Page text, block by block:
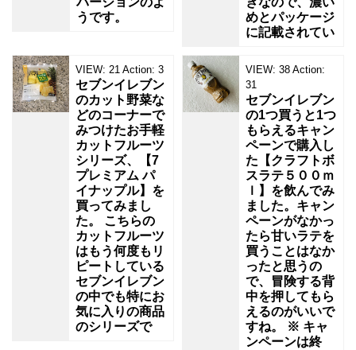
うです。
めとパッケージ
に記載されてい
VIEW: 21 Action: 3
セブンイレブン
のカット野菜な
どのコーナーで
みつけたお手軽
カットフルーツ
シリーズ、【7
プレミアム パ
イナップル】を
買ってみまし
た。 こちらの
カットフルーツ
はもう何度もリ
ピートしている
セブンイレブン
の中でも特にお
気に入りの商品
のシリーズで
VIEW: 38 Action:
31
セブンイレブン
の1つ買うと1つ
もらえるキャン
ペーンで購入し
た【クラフトボ
スラテ５００ｍ
ｌ】を飲んでみ
ました。キャン
ペーンがなかっ
たら甘いラテを
買うことはなか
ったと思うの
で、冒険する背
中を押してもら
えるのがいいで
すね。 ※ キャ
ンペーンは終